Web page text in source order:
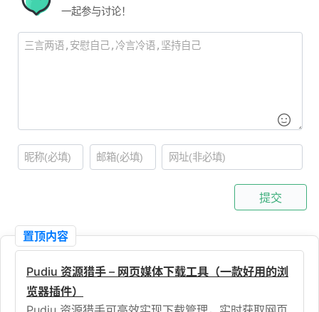
一起参与讨论！
提交
置顶内容
Pudiu 资源猎手 – 网页媒体下载工具（一款好用的浏
览器插件）